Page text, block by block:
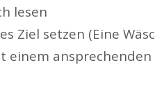
lesen
Ziel setzen (Eine
einem